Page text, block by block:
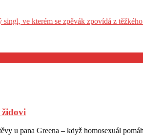
ve kterém se zpěvák zpovídá z
židovi
u pana Greena – když homosexuál